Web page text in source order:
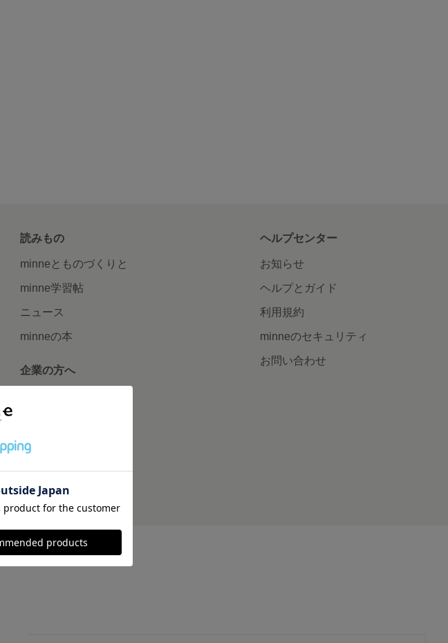
読みもの
minneとものづくりと
minne学習帖
ニュース
minneの本
企業の方へ
ヘルプセンター
お知らせ
ヘルプとガイド
利用規約
minneのセキュリティ
お問い合わせ
メディアキット
reserved.